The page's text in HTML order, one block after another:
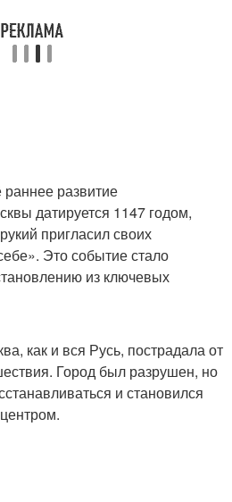
развитие
датируется 1147 годом,
пригласил своих
Это событие стало
из ключевых
как и вся Русь, пострадала от
Город был разрушен, но
и становился